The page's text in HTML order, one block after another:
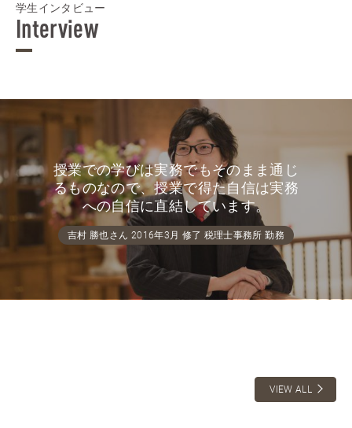
学生インタビュー
Interview
授業での学びは実務でもそのまま通じ
るものなので、授業で得た自信は実務
への自信に直結しています。
吉村 勝也さん 2016年3月 修了 税理士事務所 勤務
VIEW ALL